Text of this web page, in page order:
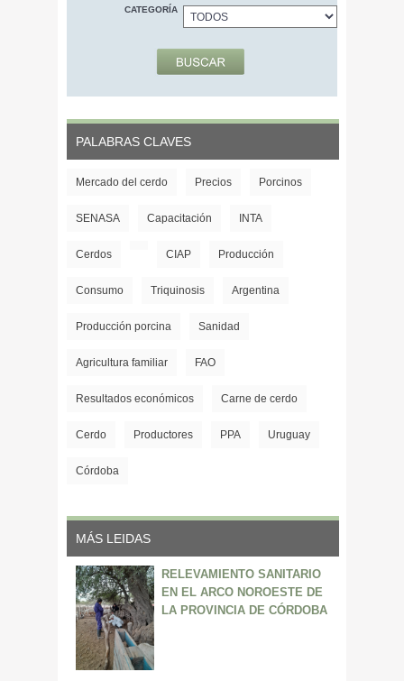
CATEGORÍA
PALABRAS CLAVES
Mercado del cerdo Precios Porcinos
SENASA Capacitación INTA
Cerdos CIAP Producción
Consumo Triquinosis Argentina
Producción porcina Sanidad
Agricultura familiar FAO
Resultados económicos Carne de cerdo
Cerdo Productores PPA Uruguay
Córdoba
MÁS LEIDAS
RELEVAMIENTO SANITARIO
EN EL ARCO NOROESTE DE
LA PROVINCIA DE CÓRDOBA